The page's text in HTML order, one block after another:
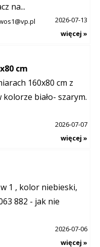
na...
2026-07-13
więcej »
cm
160x80 cm z
biało- szarym.
2026-07-07
więcej »
1 , kolor niebieski,
882 - jak nie
2026-07-06
więcej »